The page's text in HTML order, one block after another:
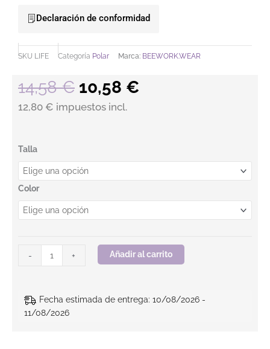
Declaración de conformidad
SKU LIFE Categoría Polar Marca: BEEWORK.WEAR
14,58€ El precio original era:
10,58 €
12,80 € impuestos incl.
Talla
Color
-
Polar entallado básico cantidad
+ Añadir al carrito
Fecha estimada de entrega: 10/08/2026 -
11/08/2026